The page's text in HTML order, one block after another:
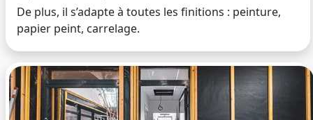
De plus, il s’adapte à toutes les finitions : peinture,
papier peint, carrelage.